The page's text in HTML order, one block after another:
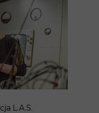
L.A.S.